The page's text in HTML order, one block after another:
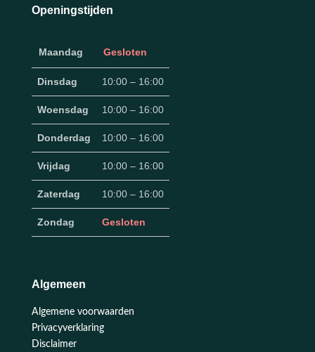
Openingstijden
Maandag Gesloten
Dinsdag 10:00 – 16:00
Woensdag 10:00 – 16:00
Donderdag 10:00 – 16:00
Vrijdag 10:00 – 16:00
Zaterdag 10:00 – 16:00
Zondag Gesloten
Algemeen
Algemene voorwaarden
Privacyverklaring
Disclaimer